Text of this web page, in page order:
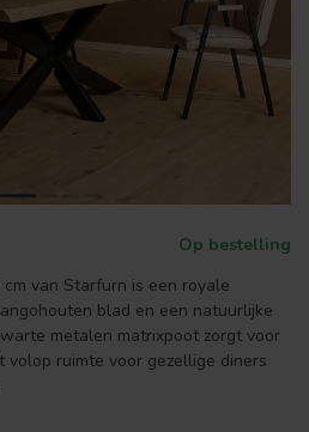
Op bestelling
van Starfurn is een royale
blad en een natuurlijke
metalen matrixpoot zorgt voor
volop ruimte voor gezellige diners